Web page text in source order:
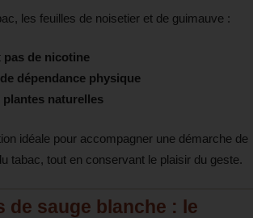
les feuilles de noisetier et de guimauve :
pas de nicotine
dépendance physique
plantes naturelles
idéale pour accompagner une démarche de
tabac, tout en conservant le plaisir du geste.
de sauge blanche : le